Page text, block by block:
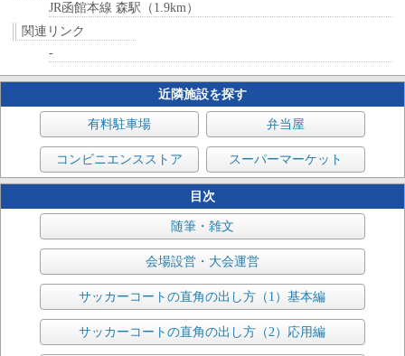
JR函館本線 森駅（1.9km）
関連リンク
-
近隣施設を探す
有料駐車場 弁当屋
コンビニエンスストア スーパーマーケット
目次
随筆・雑文
会場設営・大会運営
サッカーコートの直角の出し方（1）基本編
サッカーコートの直角の出し方（2）応用編